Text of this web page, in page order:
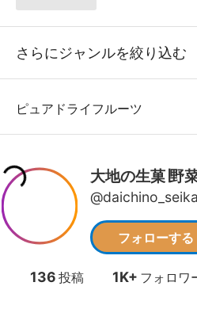
さらにジャンルを絞り込む
ピュアドライフルーツ